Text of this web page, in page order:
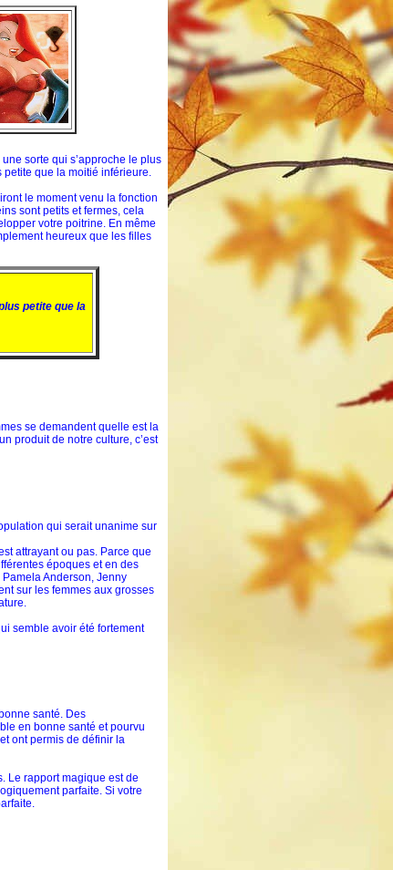
sorte qui s’approche le plus
que la moitié inférieure.
le moment venu la fonction
sont petits et fermes, cela
votre poitrine. En même
heureux que les filles
petite que la
se demandent quelle est la
produit de notre culture, c’est
qui serait unanime sur
attrayant ou pas. Parce que
époques et en des
Anderson, Jenny
sur les femmes aux grosses
semble avoir été fortement
santé. Des
en bonne santé et pourvu
ont permis de définir la
Le rapport magique est de
parfaite. Si votre